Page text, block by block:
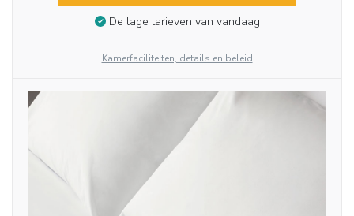
De lage tarieven van vandaag
Kamerfaciliteiten, details en beleid